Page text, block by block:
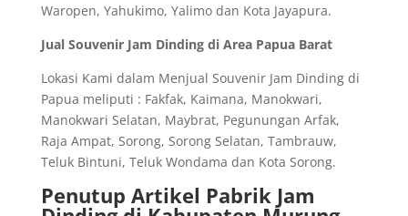
Waropen, Yahukimo, Yalimo dan Kota Jayapura.
Jual Souvenir Jam Dinding di Area Papua Barat
Lokasi Kami dalam Menjual Souvenir Jam Dinding di
Papua meliputi : Fakfak, Kaimana, Manokwari,
Manokwari Selatan, Maybrat, Pegunungan Arfak,
Raja Ampat, Sorong, Sorong Selatan, Tambrauw,
Teluk Bintuni, Teluk Wondama dan Kota Sorong.
Penutup Artikel Pabrik Jam